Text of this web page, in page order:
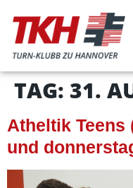
TAG: 31.
Atheltik Teens
und